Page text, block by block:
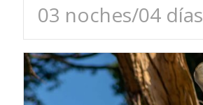
03 noches/04 días